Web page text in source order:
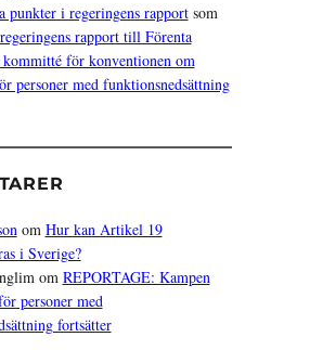
punkter i regeringens rapportsom
regeringens rapport till Förenta
kommitté för konventionen om
personer med funktionsnedsättning
om Hur kan Artikel 19
i Sverige?
om REPORTAGE: Kampen
personer med
fortsätter